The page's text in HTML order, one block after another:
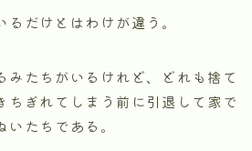
だけとはわけが違う。
みたちがいるけれど、どれも捨て
ちぎれてしまう前に引退して家で
たちである。